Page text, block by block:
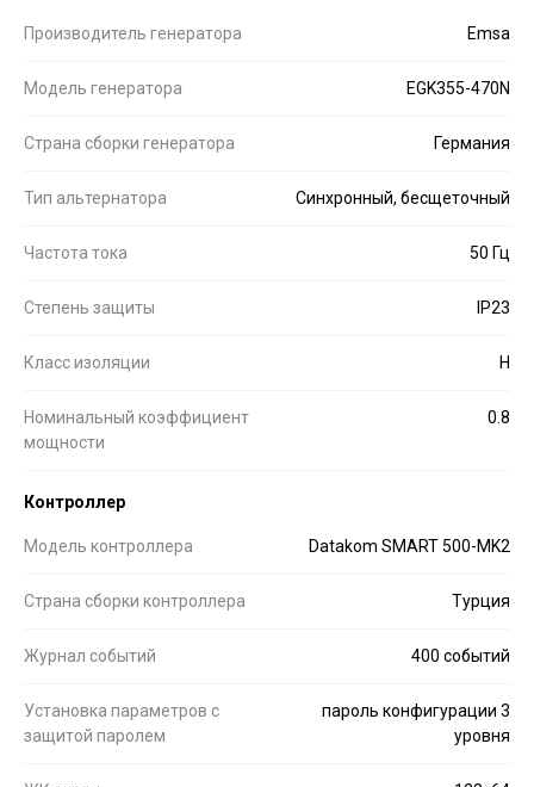
Производитель генератора Emsa
Модель генератора EGK355-470N
Страна сборки генератора Германия
Тип альтернатора Синхронный, бесщеточный
Частота тока 50 Гц
Степень защиты IP23
Класс изоляции H
Номинальный коэффициент
мощности
0.8
Контроллер
Модель контроллера Datakom SMART 500-MK2
Страна сборки контроллера Турция
Журнал событий 400 событий
Установка параметров с
защитой паролем
пароль конфигурации 3
уровня